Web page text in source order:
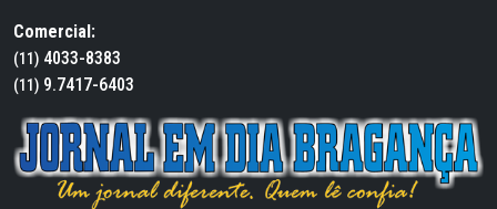
Comercial:
(11) 4033-8383
(11) 9.7417-6403